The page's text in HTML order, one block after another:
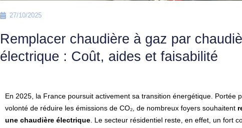
27/10/2025
Remplacer chaudière à gaz par
électrique : Coût, aides et faisabilité
En 2025, la France poursuit activement sa transition énergétique. Portée
volonté de réduire les émissions de CO₂, de nombreux foyers souhaitent
une chaudière électrique. Le secteur résidentiel reste, en effet, un fort